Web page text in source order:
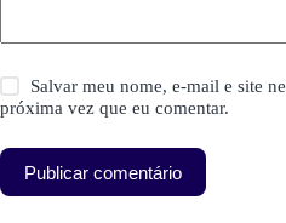
Salvar meu nome, e-mail e site
próxima vez que eu comentar.
Publicar comentário